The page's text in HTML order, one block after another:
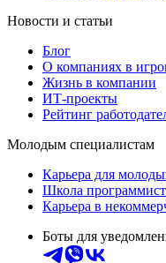
Новости и статьи
Блог
О компаниях в
Жизнь в компании
ИТ-проекты
Рейтинг
Молодым специалистам
Карьера для
Школа
Карьера в
Боты для